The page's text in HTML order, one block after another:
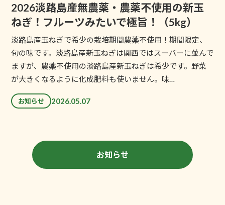
2026淡路島産無農薬・農薬不使用の新玉
ねぎ！フルーツみたいで極旨！（5kg）
淡路島産玉ねぎで希少の栽培期間農薬不使用！期間限定、
旬の味です。淡路島産新玉ねぎは関西ではスーパーに並んで
ますが、農薬不使用の淡路島産新玉ねぎは希少です。野菜
が大きくなるように化成肥料も使いません。味…
お知らせ 2026.05.07
お知らせ